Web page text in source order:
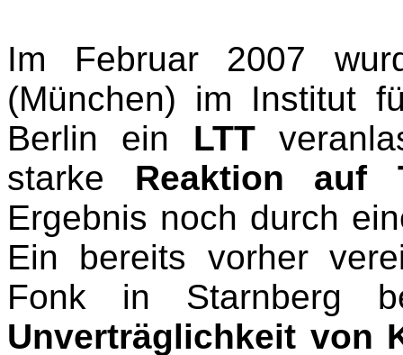
Im Februar 2007
(München) im Institut
Berlin ein LTT
starke Reaktion auf
Ergebnis noch durch
Ein bereits vorher
Fonk in Starnberg
Unverträglichkeit von